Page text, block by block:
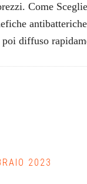
Come
poi diffuso
2023